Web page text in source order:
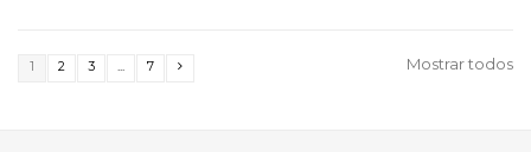
Mostrar todos
1 2 3 ... 7